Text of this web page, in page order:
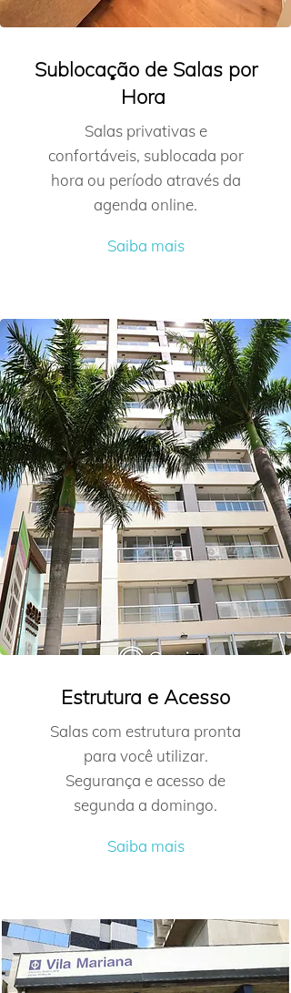
Aluguel de Salas por Hora na Vila Mariana –
Flexibilidade e Profissionalismo para seu Atendimento
Se você é psicólogo, terapeuta, coach, nutricionista
ou fisioterapeuta e busca um consultório por hora
para realizar seus atendimentos de forma prática e
profissional, temos a solução ideal para você! Nosso
espaço está localizado em um ponto estratégico,
próximo ao metrô Vila Mariana e Santa Cruz,
oferecendo facilidade de acesso para você e seus
pacientes.
Aqui, você pode alugar salas por hora e contar com
um ambiente moderno, perfeito para quem precisa de
um consultório para psicologia, sala para atendimento
terapêutico. Nosso modelo de locação de salas para
psicólogos, terapeutas e nutricionistas permite que
você tenha um espaço profissional sem os altos
custos de um consultório fixo.
Sublocação de Salas por
Hora
Salas privativas e
confortáveis, sublocada por
hora ou período através da
agenda online.
Saiba mais
Estrutura e Acesso
Salas com estrutura pronta
para você utilizar.
Segurança e acesso de
segunda a domingo.
Saiba mais